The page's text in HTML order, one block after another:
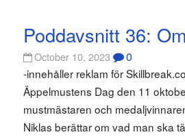
Poddavsnitt 36:
October 10, 2023 0
-innehåller reklam för
Äppelmustens Dag den 11
mustmästaren och
Niklas berättar om vad man ska